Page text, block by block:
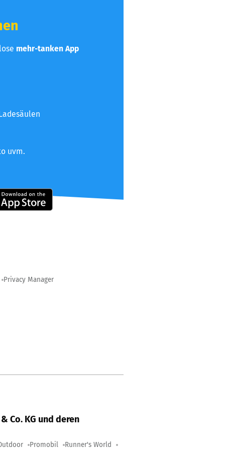
mehr-tanken App
uvm.
Privacy Manager
Co. KG und deren
Promobil Runner's World